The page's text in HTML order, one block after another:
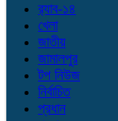
র‌্যাব-১৪
খেলা
জাতীয়
জামালপুর
টপ নিউজ
নির্বাচিত
প্রধান